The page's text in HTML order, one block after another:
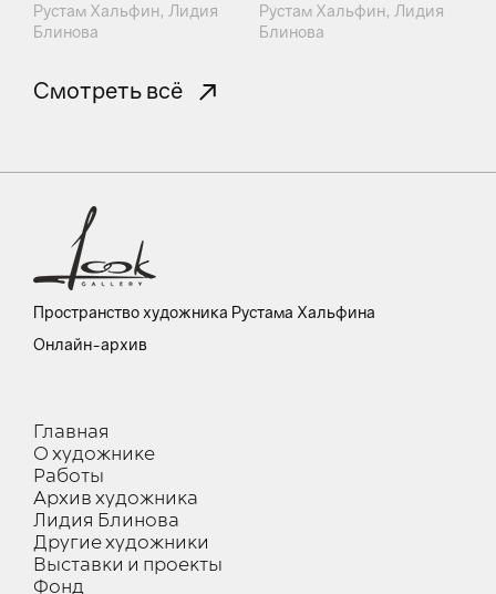
Рустам Хальфин, Лидия
Блинова
Рустам Хальфин, Лидия
Блинова
Смотреть всё
Пространство художника Рустама Хальфина
Онлайн-архив
Главная
О художнике
Работы
Архив художника
Лидия Блинова
Другие художники
Выставки и проекты
Фонд